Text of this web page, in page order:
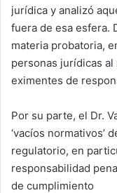
jurídica y analizó
fuera de esa esfera.
materia probatoria,
personas jurídicas
eximentes de
Por su parte, el Dr.
‘vacíos normativos’
regulatorio, en
responsabilidad
de cumplimiento